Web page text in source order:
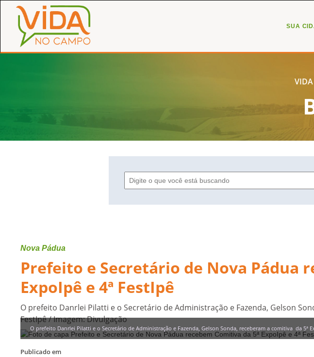
SUA
Nova Pádua
Prefeito e Secretário de Nova Pádua
ExpoIpê e 4ª FestIpê
O prefeito Danrlei Pilatti e o Secretário de Administração e Fazenda, Gelson
FestIpê / Imagem: Divulgação
O prefeito Danrlei Pilatti e o Secretário de Administração e Fazenda, Gelson Sonda, receberam a comitiva da 5ª
Publicado em